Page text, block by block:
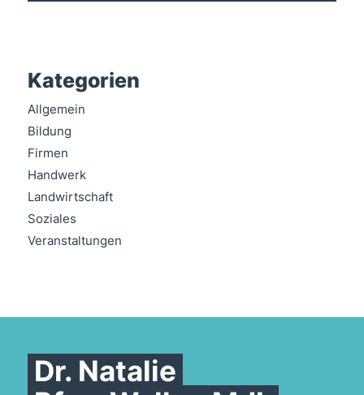
Kategorien
Allgemein
Bildung
Firmen
Handwerk
Landwirtschaft
Soziales
Veranstaltungen
Dr. Natalie